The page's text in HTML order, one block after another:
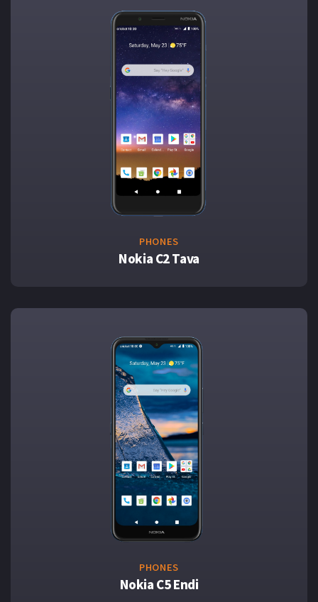
PHONES
Nokia C2 Tava
PHONES
Nokia C5 Endi